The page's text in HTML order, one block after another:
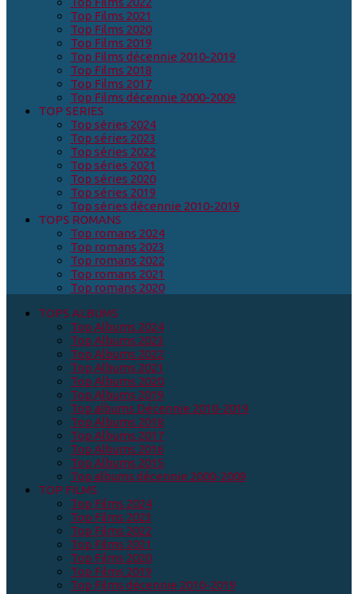
Top Films 2021
Top Films 2020
Top Films 2019
Top Films décennie 2010-2019
Top Films 2018
Top Films 2017
Top Films décennie 2000-2009
TOP SERIES
Top séries 2024
Top séries 2023
Top séries 2022
Top séries 2021
Top séries 2020
Top séries 2019
Top séries décennie 2010-2019
TOPS ROMANS
Top romans 2024
Top romans 2023
Top romans 2022
Top romans 2021
Top romans 2020
TOPS ALBUMS
Top Albums 2024
Top Albums 2023
Top Albums 2022
Top Albums 2021
Top Albums 2020
Top Albums 2019
Top albums Décennie 2010-2019
Top Albums 2018
Top Albums 2017
Top Albums 2016
Top Albums 2015
Top albums décennie 2000-2009
TOP FILMS
Top Films 2024
Top Films 2023
Top Films 2022
Top Films 2021
Top Films 2020
Top Films 2019
Top Films décennie 2010-2019